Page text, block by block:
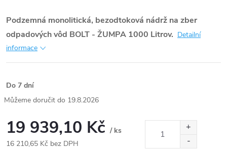
Podzemná monolitická, bezodtoková nádrž na zber
odpadových vôd BOLT - ŽUMPA 1000 Litrov. Detailní
informace
Do 7 dní
19.8.2026
19 939,10 Kč / ks
16 210,65 Kč bez DPH